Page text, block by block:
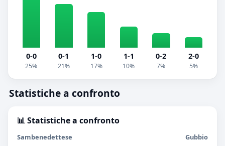
0-0
25%
0-1
21%
1-0
17%
1-1
10%
0-2
7%
2-0
5%
Statistiche a confronto
📊 Statistiche a confronto
Sambenedettese Gubbio